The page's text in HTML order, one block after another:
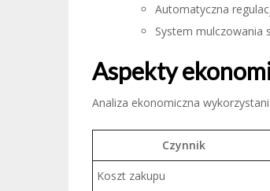
Automatyczna
System mulczowania
Aspekty
Analiza ekonomiczna
Czynnik
Koszt zakupu